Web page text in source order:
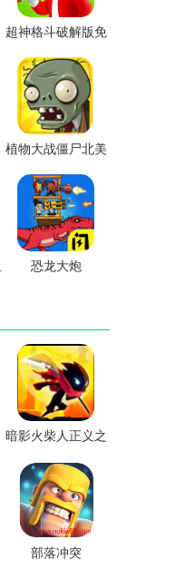
超神格斗破解版免
广告版
植物大战僵尸北美
版
恐龙大炮
暗影火柴人正义之
部落冲突